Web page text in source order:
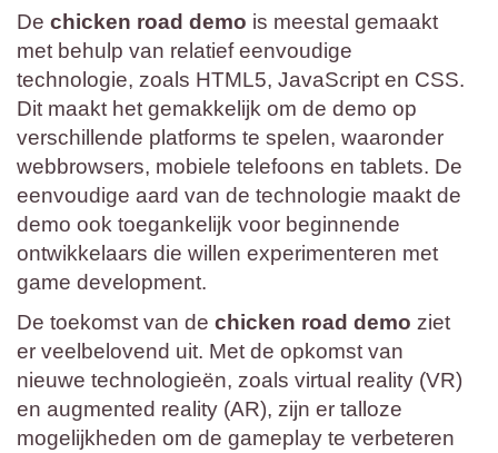
De chicken road demo is meestal gemaakt
met behulp van relatief eenvoudige
technologie, zoals HTML5, JavaScript en CSS.
Dit maakt het gemakkelijk om de demo op
verschillende platforms te spelen, waaronder
webbrowsers, mobiele telefoons en tablets. De
eenvoudige aard van de technologie maakt de
demo ook toegankelijk voor beginnende
ontwikkelaars die willen experimenteren met
game development.
De toekomst van de chicken road demo ziet
er veelbelovend uit. Met de opkomst van
nieuwe technologieën, zoals virtual reality (VR)
en augmented reality (AR), zijn er talloze
mogelijkheden om de gameplay te verbeteren